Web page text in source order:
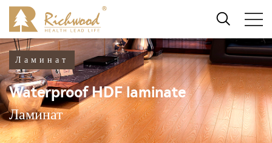
Ламинат
Waterproof HDF laminate
Ламинат